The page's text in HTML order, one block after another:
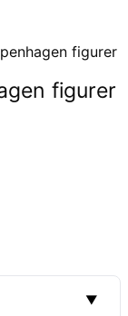
figurer
figurer
▼